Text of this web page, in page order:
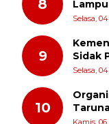
8
Selasa,
9
Sidak
PPUKI
Selasa,
10
Kamis,